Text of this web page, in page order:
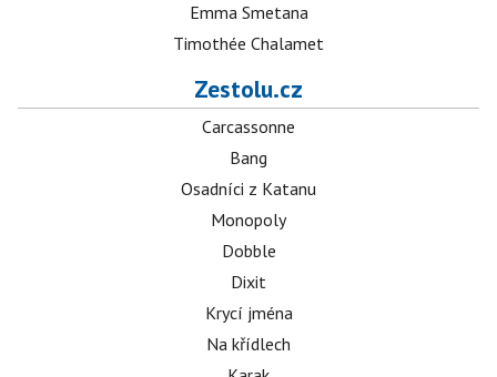
Emma Smetana
Timothée Chalamet
Zestolu.cz
Carcassonne
Bang
Osadníci z Katanu
Monopoly
Dobble
Dixit
Krycí jména
Na křídlech